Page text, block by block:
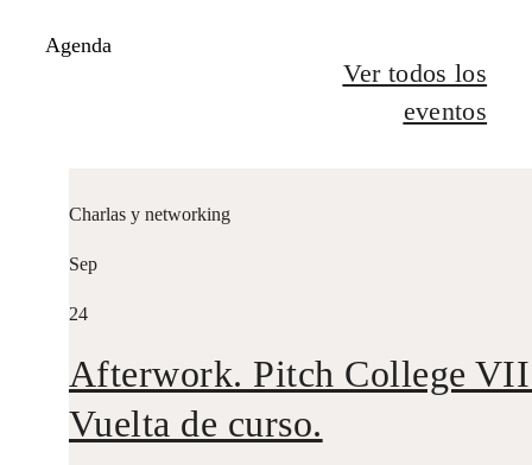
Agenda
Ver todos los
eventos
Charlas y networking
Sep
24
Afterwork. Pitch College
Vuelta de curso.